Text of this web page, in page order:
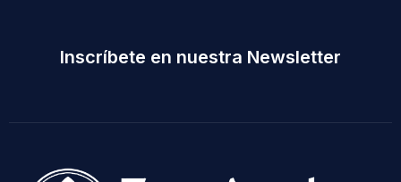
Inscríbete en nuestra Newsletter